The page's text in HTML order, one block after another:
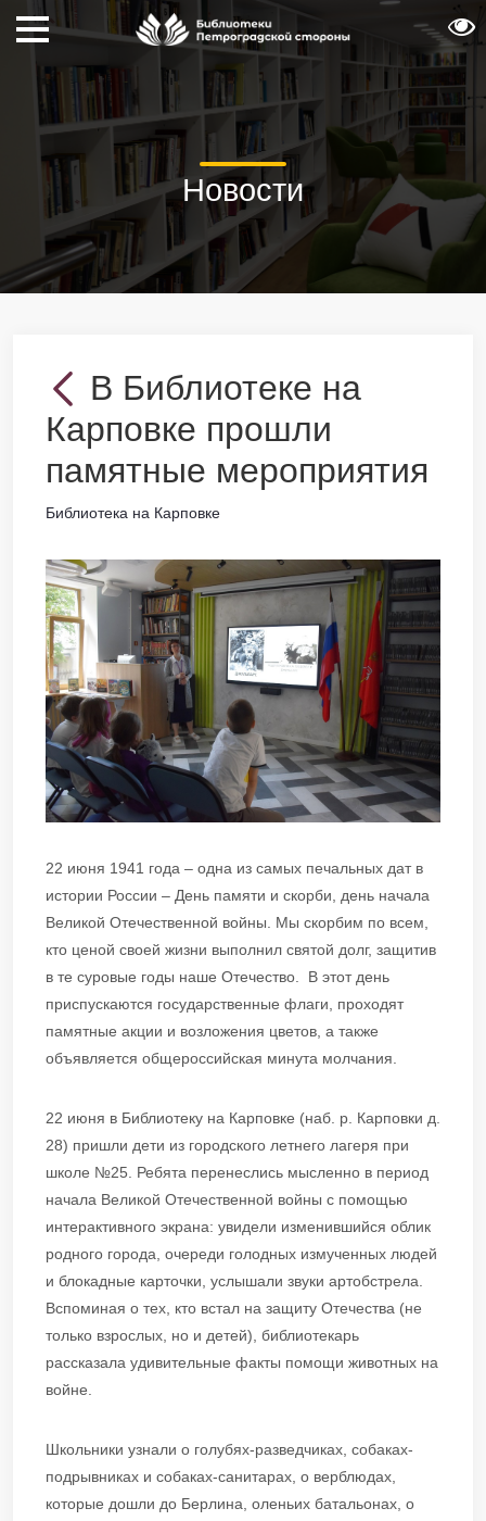
Новости
В Библиотеке на
Карповке прошли
памятные мероприятия
Библиотека на Карповке
22 июня 1941 года – одна из самых печальных дат в
истории России – День памяти и скорби, день начала
Великой Отечественной войны. Мы скорбим по всем,
кто ценой своей жизни выполнил святой долг, защитив
в те суровые годы наше Отечество. В этот день
приспускаются государственные флаги, проходят
памятные акции и возложения цветов, а также
объявляется общероссийская минута молчания.
22 июня в Библиотеку на Карповке (наб. р. Карповки д.
28) пришли дети из городского летнего лагеря при
школе №25. Ребята перенеслись мысленно в период
начала Великой Отечественной войны с помощью
интерактивного экрана: увидели изменившийся облик
родного города, очереди голодных измученных людей
и блокадные карточки, услышали звуки артобстрела.
Вспоминая о тех, кто встал на защиту Отечества (не
только взрослых, но и детей), библиотекарь
рассказала удивительные факты помощи животных на
войне.
Школьники узнали о голубях-разведчиках, собаках-
подрывниках и собаках-санитарах, о верблюдах,
которые дошли до Берлина, оленьих батальонах, о